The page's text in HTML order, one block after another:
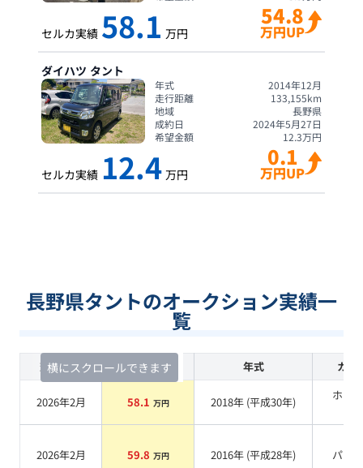
セルカ実績 58.1 万円
54.8
万円UP
ダイハツ タント
年式
2014年12月
走行距離
133,155km
地域
長野県
成約日
2024年5月27日
希望金額
12.3万円
セルカ実績 12.4 万円
0.1
万円UP
長野県タントのオークション実績一
覧
横にスクロールできます
査定時期 セルカ実績 年式 カラ
2026年2月 58.1 万円 2018年 (平成30年)
ホワ
2026年2月 59.8 万円 2016年 (平成28年) パール